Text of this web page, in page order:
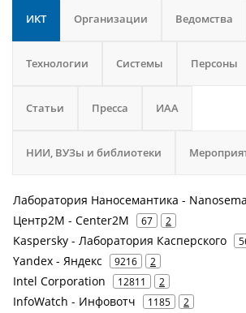
ИКТ Организации Ведомства
Технологии Системы Персоны
Статьи Пресса ИАА
НИИ, ВУЗы и библиотеки
Лаборатория Наносемантика -
Центр2М - Center2М 67 2
Kaspersky - Лаборатория Касперского
Yandex - Яндекс 9216 2
Intel Corporation 12811 2
InfoWatch - Инфовотч 1185 2